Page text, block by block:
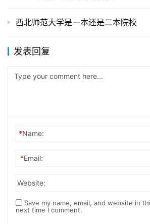
西北师范大学是一本还是二本院校
发表回复
*Name:
*Email:
Website:
Save my name, email, and website in
next time I comment.